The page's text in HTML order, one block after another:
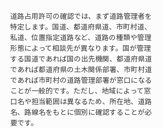
道路占用許可の確認では、まず道路管理者を
特定します。国道、都道府県道、市町村道、
私道、位置指定道路など、道路の種類や管理
形態によって相談先が異なります。国が管理
する国道であれば国の出先機関、都道府県道
であれば都道府県の土木関係部署、市町村道
であれば市町村の道路管理部署が窓口になる
ことが一般的です。ただし、地域によって窓
口名や担当範囲は異なるため、所在地、道路
名、路線名をもとに個別に確認することが必
要です。